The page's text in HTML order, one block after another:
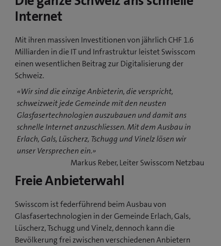
Internet
Mit ihren massiven Investitionen von jährlich CHF 1.6
Milliarden in die IT und Infrastruktur leistet Swisscom
einen wesentlichen Beitrag zur Digitalisierung der
Schweiz.
«Wir sind die einzige Anbieterin, die verspricht,
schweizweit jede Gemeinde mit den neusten
Glasfasertechnologien auszubauen und damit ans
schnelle Internet anzuschliessen. Mit dem Ausbau in
Erlach, Gals, Lüscherz, Tschugg und Vinelz lösen wir
unser Versprechen ein.»
Markus Reber, Leiter Swisscom Netzbau
Freie Anbieterwahl
Swisscom ist federführend beim Ausbau von
Glasfasertechnologien in der Gemeinde Erlach, Gals,
Lüscherz, Tschugg und Vinelz, dennoch kann die
Bevölkerung frei zwischen verschiedenen Anbietern